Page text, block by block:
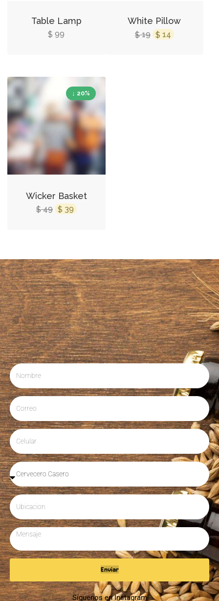
Table Lamp
$ 99
White Pillow
$19 $ 14
↓ 20%
Wicker Basket
$49 $ 39
Enviar
Síguenos en Instagram